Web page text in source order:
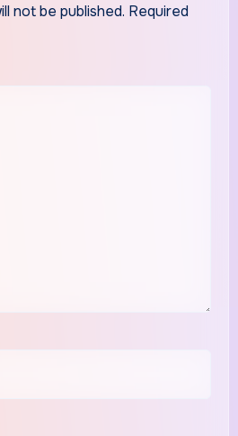
not be published. Required